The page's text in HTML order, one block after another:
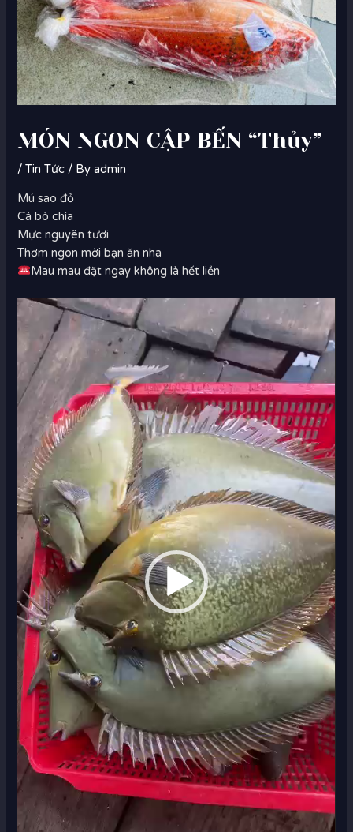
MÓN NGON CẬP BẾN “Thủy”
/Tin Tức / Byadmin
Mú sao đỏ
Cá bò chìa
Mực nguyên tươi
Thơm ngon mời bạn ăn nha
Mau mau đặt ngay không là hết liền
Trình
chơi
Video